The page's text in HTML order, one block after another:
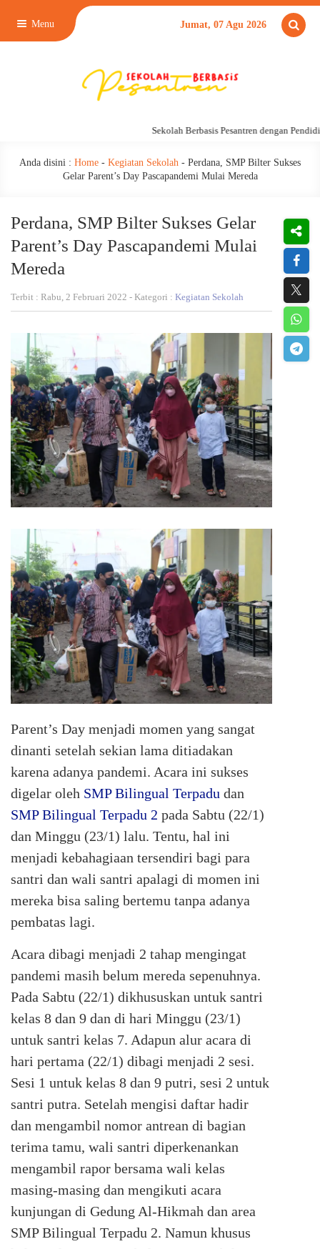
Menu Jumat, 07 Agu 2026
Sekolah Berbasis Pesantren dengan
Anda disini : Home - Kegiatan Sekolah - Perdana, SMP Bilter Sukses
Gelar Parent’s Day Pascapandemi Mulai Mereda
Perdana, SMP Bilter Sukses Gelar
Parent’s Day Pascapandemi Mulai
Mereda
Terbit : Rabu, 2 Februari 2022 - Kategori : Kegiatan Sekolah
Parent’s Day menjadi momen yang sangat
dinanti setelah sekian lama ditiadakan
karena adanya pandemi. Acara ini sukses
digelar oleh SMP Bilingual Terpadu dan
SMP Bilingual Terpadu 2 pada Sabtu (22/1)
dan Minggu (23/1) lalu. Tentu, hal ini
menjadi kebahagiaan tersendiri bagi para
santri dan wali santri apalagi di momen ini
mereka bisa saling bertemu tanpa adanya
pembatas lagi.
Acara dibagi menjadi 2 tahap mengingat
pandemi masih belum mereda sepenuhnya.
Pada Sabtu (22/1) dikhususkan untuk santri
kelas 8 dan 9 dan di hari Minggu (23/1)
untuk santri kelas 7. Adapun alur acara di
hari pertama (22/1) dibagi menjadi 2 sesi.
Sesi 1 untuk kelas 8 dan 9 putri, sesi 2 untuk
santri putra. Setelah mengisi daftar hadir
dan mengambil nomor antrean di bagian
terima tamu, wali santri diperkenankan
mengambil rapor bersama wali kelas
masing-masing dan mengikuti acara
kunjungan di Gedung Al-Hikmah dan area
SMP Bilingual Terpadu 2. Namun khusus